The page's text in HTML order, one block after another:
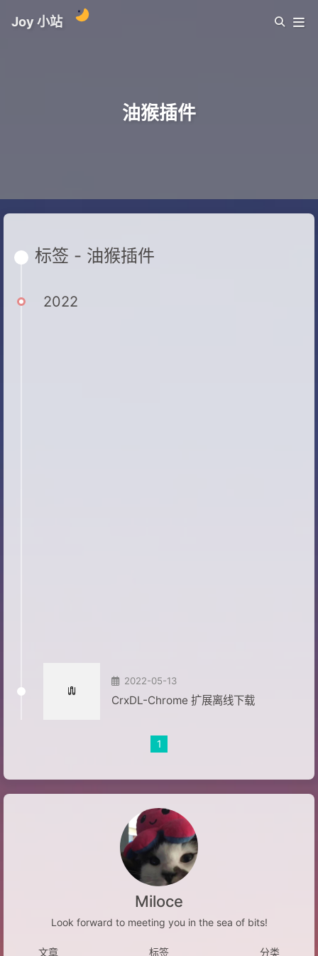
Joy 小站
油猴插件
标签 - 油猴插件
2022
2022-05-13
CrxDL-Chrome 扩展离线下载
1
Miloce
Look forward to meeting you in the sea of bits!
文章 标签 分类